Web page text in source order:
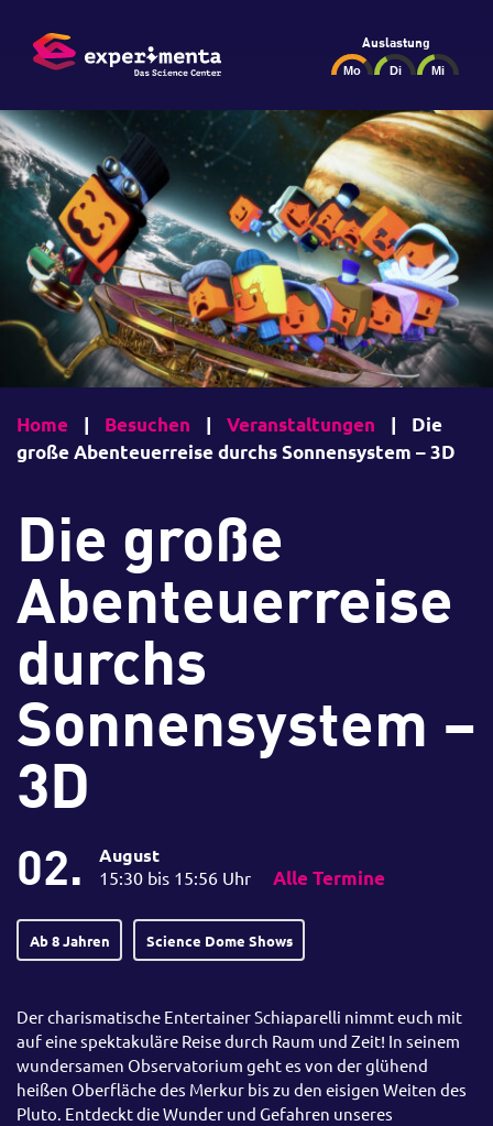
Auslastung
Home | Besuchen | Veranstaltungen |
Die
große Abenteuerreise durchs Sonnensystem – 3D
Die große
Abenteuerreise
durchs
Sonnensystem –
3D
02. August
15:30 bis 15:56 Uhr Alle Termine
Ab 8 Jahren Science Dome Shows
Der charismatische Entertainer Schiaparelli nimmt euch mit
auf eine spektakuläre Reise durch Raum und Zeit! In seinem
wundersamen Observatorium geht es von der glühend
heißen Oberfläche des Merkur bis zu den eisigen Weiten des
Pluto. Entdeckt die Wunder und Gefahren unseres